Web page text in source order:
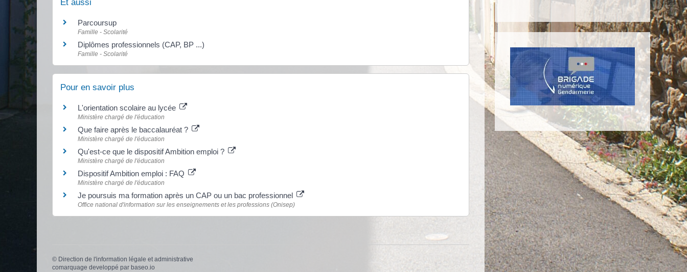
Et aussi
Parcoursup
Famille - Scolarité
Diplômes professionnels (CAP, BP ...)
Famille - Scolarité
Pour en savoir plus
L'orientation scolaire au lycée
Ministère chargé de l'éducation
Que faire après le baccalauréat ?
Ministère chargé de l'éducation
Qu'est-ce que le dispositif Ambition emploi ?
Ministère chargé de l'éducation
Dispositif Ambition emploi : FAQ
Ministère chargé de l'éducation
Je poursuis ma formation après un CAP ou un bac professionnel
Office national d'information sur les enseignements et les professions (Onisep)
© Direction de l'information légale et administrative
comarquage developpé par baseo.io